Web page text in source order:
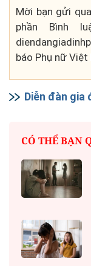
Mời bạn gửi
phần Bình
báo Phụ nữ Việt
Diễn đàn gia
CÓ THỂ BẠN